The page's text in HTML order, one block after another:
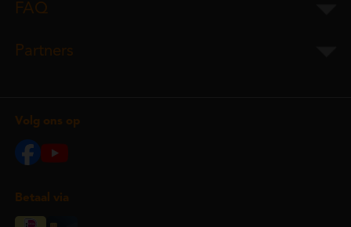
FAQ
Partners
Volg ons op
Betaal via